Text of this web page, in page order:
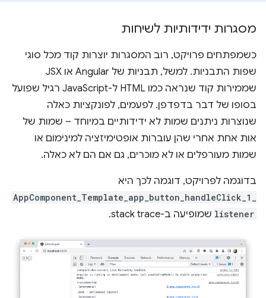
מסגרות ידידותיות לשיחות
כשמפתחים פרויקט, רוב המסגרות יוצרות קוד מכל סוגי
שפות התבניות. למשל, תבניות של Angular או JSX
שממירות קוד שנראה כמו HTML ל-JavaScript רגיל שפועל
בסופו של דבר בדפדפן. לפעמים, לפונקציות כאלה
שנוצרות ניתנים שמות לא ידידותיים במיוחד – שמות של
אות אחת אחרי שהן עוברות אופטימיזציה למינימום או
שמות מעורפלים או לא מוכרים, גם אם הם לא כאלה.
בדוגמה לפרויקט, דוגמה לכך היא
AppComponent_Template_app_button_handleClick_1_
listener שמופיעה ב-stack trace.